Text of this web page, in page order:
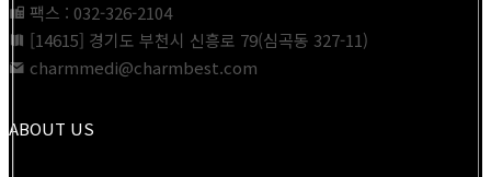
팩스 : 032-326-2104
[14615] 경기도 부천시 신흥로 79(심곡동 327-11)
charmmedi@charmbest.com
ABOUT US